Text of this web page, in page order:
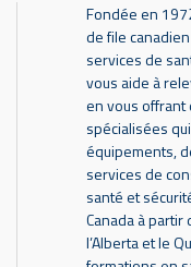
Fondée en
de file
services de
vous aide à
en vous
spécialisées
équipements,
services de
santé et
Canada à
l’Alberta et le